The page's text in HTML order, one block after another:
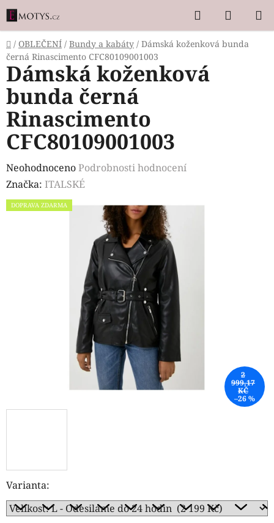
Přejít
na
obsah
Hledat
KOŠÍK
Domů
/ OBLEČENÍ / Bundy a kabáty / Dámská koženková bunda
černá Rinascimento CFC80109001003
Varianta:
Dámská koženková
bunda černá
Rinascimento
CFC80109001003
Průměrné
hodnocení
produktu
NeohodnocenoPodrobnosti hodnocení
Značka: ITALSKÉ
DOPRAVA ZDARMA
2
999,17
KČ
–26 %